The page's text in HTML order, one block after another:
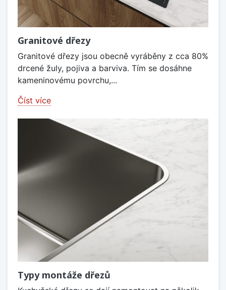
Granitové dřezy
Granitové dřezy jsou obecně vyráběny z cca 80%
drcené žuly, pojiva a barviva. Tím se dosáhne
kameninovému povrchu,...
Číst více
Typy montáže dřezů